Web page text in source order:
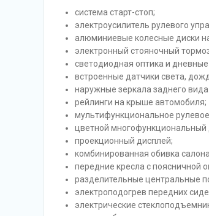
система старт-стоп;
электроусилитель рулевого
алюминиевые колесные диски
электронный стояночный
светодиодная оптика и
встроенные датчики света,
наружные зеркала заднего
рейлинги на крыше автомобиля;
мультифункциональное
цветной
проекционный дисплей;
комбинированная обивка
передние кресла с поясничной
разделительные центральные
электроподогрев передних
электрические